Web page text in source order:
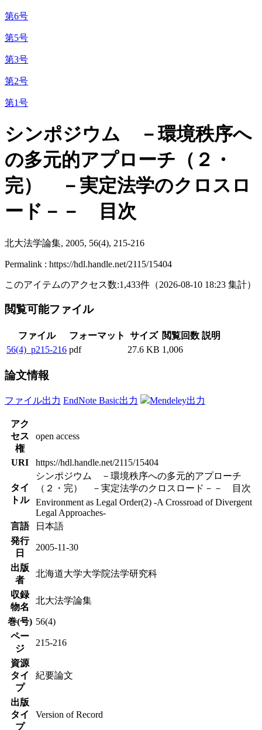
第6号
第5号
第3号
第2号
第1号
シンポジウム －環境秩序へ
の多元的アプローチ（２・
完） －実定法学のクロスロ
ード－－ 目次
北大法学論集, 2005, 56(4), 215-216
Permalink : https://hdl.handle.net/2115/15404
このアイテムのアクセス数:1,433件 （2026-08-10 18:23 集計）
閲覧可能ファイル
ファイル フォーマット サイズ 閲覧回数 説明
56(4)_p215-216 pdf 27.6 KB 1,006
論文情報
ファイル出力 EndNote Basic出力 Mendeley出力
アク
セス
権
open access
URI https://hdl.handle.net/2115/15404
タイ
トル
シンポジウム －環境秩序への多元的アプローチ
（２・完） －実定法学のクロスロード－－ 目次
Environment as Legal Order(2) -A Crossroad of Divergent
Legal Approaches-
言語
日本語
発行
日
2005-11-30
出版
者
北海道大学大学院法学研究科
収録
物名
北大法学論集
巻(号) 56(4)
ペー
ジ
215-216
資源
タイ
プ
紀要論文
出版
タイ
プ
Version of Record